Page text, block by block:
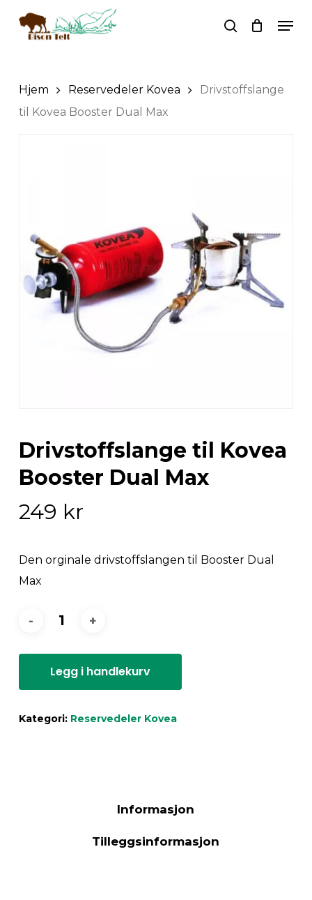
search
Hjem Reservedeler Kovea
Drivstoffslange
til Kovea Booster Dual Max
Drivstoffslange til Kovea
Booster Dual Max
249 kr
Den orginale drivstoffslangen til Booster Dual
Max
Legg i handlekurv
Kategori: Reservedeler Kovea
Informasjon
Tilleggsinformasjon